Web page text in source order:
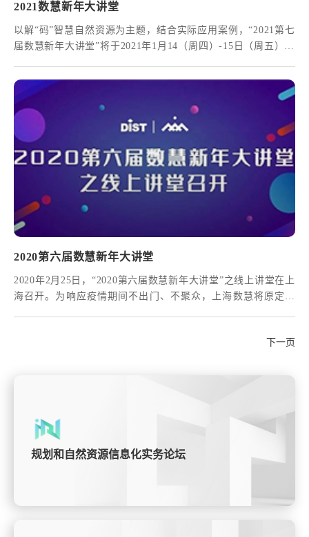
规划和自然资源信息化实务论坛
2021数慧新年大讲堂
以解“码”智慧自然资源为主题，结合实际应用案例，“2021第七
届数慧新年大讲堂”将于2021年1月14（周四）-15日（周五）在
2020第六届数慧新年大讲堂
2020年2月25日，“2020第六届数慧新年大讲堂”之线上讲堂在上
海召开。为响应疫情期间不出门、不聚众，上海数慧将原定线
下一页